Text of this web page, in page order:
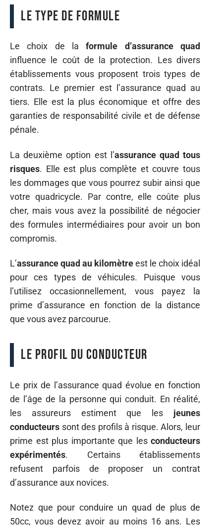
Le type de formule
Le choix de laformule d’assurance quad
influence le coût de la protection. Les divers
établissements vous proposent trois types de
contrats. Le premier est l’assurance quad au
tiers. Elle est la plus économique et offre des
garanties de responsabilité civile et de défense
pénale.
La deuxième option est l’assurance quad tous
risques. Elle est plus complète et couvre tous
les dommages que vous pourrez subir ainsi que
votre quadricycle. Par contre, elle coûte plus
cher, mais vous avez la possibilité de négocier
des formules intermédiaires pour avoir un bon
compromis.
L’assurance quad au kilomètreest le choix idéal
pour ces types de véhicules. Puisque vous
l’utilisez occasionnellement, vous payez la
prime d’assurance en fonction de la distance
que vous avez parcourue.
Le profil du conducteur
Le prix de l’assurance quad évolue en fonction
de l’âge de la personne qui conduit. En réalité,
les assureurs estiment que les jeunes
conducteurs sont des profils à risque. Alors, leur
prime est plus importante que les conducteurs
expérimentés. Certains établissements
refusent parfois de proposer un contrat
d’assurance aux novices.
Notez que pour conduire un quad de plus de
50cc, vous devez avoir au moins 16 ans. Les